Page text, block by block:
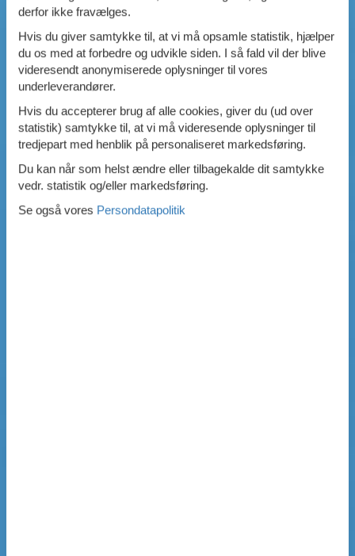
derfor ikke fravælges.
Hvis du giver samtykke til, at vi må opsamle statistik, hjælper
du os med at forbedre og udvikle siden. I så fald vil der blive
videresendt anonymiserede oplysninger til vores
underleverandører.
Hvis du accepterer brug af alle cookies, giver du (ud over
statistik) samtykke til, at vi må videresende oplysninger til
tredjepart med henblik på personaliseret markedsføring.
Du kan når som helst ændre eller tilbagekalde dit samtykke
vedr. statistik og/eller markedsføring.
Se også vores Persondatapolitik